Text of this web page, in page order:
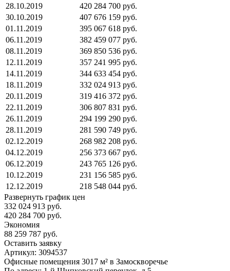
28.10.2019
420 284 700 руб.
30.10.2019
407 676 159 руб.
01.11.2019
395 067 618 руб.
06.11.2019
382 459 077 руб.
08.11.2019
369 850 536 руб.
12.11.2019
357 241 995 руб.
14.11.2019
344 633 454 руб.
18.11.2019
332 024 913 руб.
20.11.2019
319 416 372 руб.
22.11.2019
306 807 831 руб.
26.11.2019
294 199 290 руб.
28.11.2019
281 590 749 руб.
02.12.2019
268 982 208 руб.
04.12.2019
256 373 667 руб.
06.12.2019
243 765 126 руб.
10.12.2019
231 156 585 руб.
12.12.2019
218 548 044 руб.
Развернуть график цен
332 024 913 руб.
420 284 700 руб.
Экономия
88 259 787 руб.
Оставить заявку
Артикул: 3094537
Офисные помещения 3017 м² в Замоскворечье